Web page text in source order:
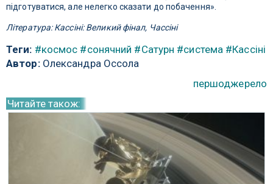
підготуватися, але нелегко сказати до побачення».
Література: Кассіні: Великий фінал, Чассіні
Теги: #космос #сонячний #Сатурн #система #Кассіні
Автор:Олександра Оссола
першоджерело
Читайте також: